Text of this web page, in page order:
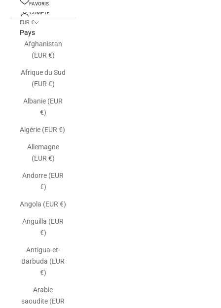
FAVORIS
COMPTE
EUR €
Pays
Afghanistan
(EUR €)
Afrique du Sud
(EUR €)
Albanie (EUR
€)
Algérie (EUR €)
Allemagne
(EUR €)
Andorre (EUR
€)
Angola (EUR €)
Anguilla (EUR
€)
Antigua-et-
Barbuda (EUR
€)
Arabie
saoudite (EUR